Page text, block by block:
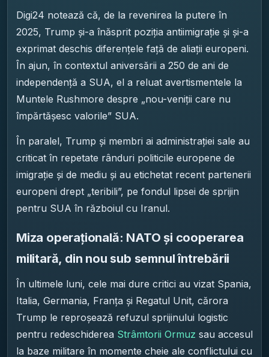
Digi24 notează că, de la revenirea la putere în
2025, Trump și-a înăsprit poziția antiimigrație și și-a
exprimat deschis diferențele față de aliații europeni.
În ajun, în contextul aniversării a 250 de ani de
independență a SUA, el a reluat avertismentele la
Muntele Rushmore despre „nou-veniții care nu
împărtășesc valorile” SUA.
În paralel, Trump și membri ai administrației sale au
criticat în repetate rânduri politicile europene de
imigrație și de mediu și au etichetat recent partenerii
europeni drept „teribili”, pe fondul lipsei de sprijin
pentru SUA în războiul cu Iranul.
Miza operațională: NATO și cooperarea
militară, din nou sub semnul întrebării
În ultimele luni, cele mai dure critici au vizat Spania,
Italia, Germania, Franța și Regatul Unit, cărora
Trump le reproșează refuzul sprijinului logistic
pentru redeschiderea Strâmtorii Ormuz sau accesul
la baze militare în momente cheie ale conflictului cu